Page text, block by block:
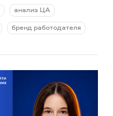
анализ ЦА
бренд работодателя